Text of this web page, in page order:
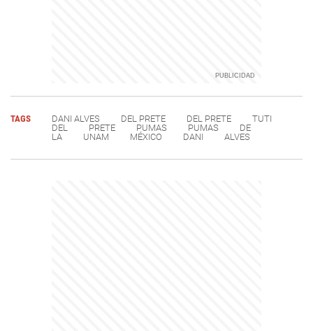
TAGS DANI ALVES DEL PRETE DEL PRETE
TUTI
DEL
PRETE PUMAS PUMAS
DE
LA
UNAM MÉXICO DANI ALVES